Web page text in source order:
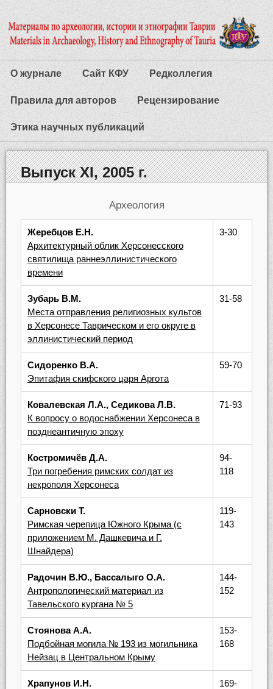
О журнале Сайт КФУ Редколлегия
Правила для авторов Рецензирование
Этика научных публикаций
Выпуск XI, 2005 г.
Археология
Жеребцов Е.Н.
Архитектурный облик Херсонесского
святилища раннеэллинистического
времени
3-30
Зубарь В.М.
Места отправления религиозных культов
в Херсонесе Таврическом и его округе в
эллинистический период
31-58
Сидоренко В.А.
Эпитафия скифского царя Аргота
59-70
Ковалевская Л.А., Седикова Л.В.
К вопросу о водоснабжении Херсонеса в
позднеантичную эпоху
71-93
Костромичёв Д.А.
Три погребения римских солдат из
некрополя Херсонеса
94-
118
Сарновски Т.
Римская черепица Южного Крыма (с
приложением М. Дашкевича и Г.
Шнайдера)
119-
143
Радочин В.Ю., Бассалыго О.А.
Антропологический материал из
Тавельского кургана № 5
144-
152
Стоянова А.А.
Подбойная могила № 193 из могильника
Нейзац в Центральном Крыму
153-
168
Храпунов И.Н.
169-